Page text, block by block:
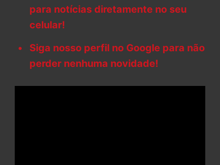
para notícias diretamente no seu
celular!
Siga nosso perfil no Google para não
perder nenhuma novidade!